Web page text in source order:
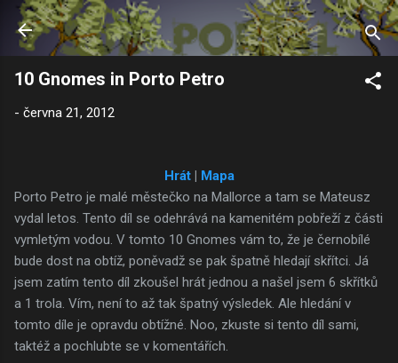
Přeskočit na hlavní obsah
10 Gnomes in Porto Petro
- června 21, 2012
Hrát| Mapa
Porto Petro je malé městečko na Mallorce a tam se Mateusz
vydal letos. Tento díl se odehrává na kamenitém pobřeží z části
vymletým vodou. V tomto 10 Gnomes vám to, že je černobílé
bude dost na obtíž, poněvadž se pak špatně hledají skřítci. Já
jsem zatím tento díl zkoušel hrát jednou a našel jsem 6 skřítků
a 1 trola. Vím, není to až tak špatný výsledek. Ale hledání v
tomto díle je opravdu obtížné. Noo, zkuste si tento díl sami,
taktéž a pochlubte se v komentářích.